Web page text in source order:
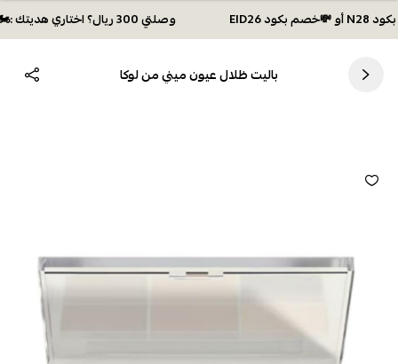
وصلتي 300 ريال؟ اختاري هديتك :🏍 شحن مجاني بكود N28 أو 💸خصم بكود EID26
باليت ظلال عيون ميني من لوكا